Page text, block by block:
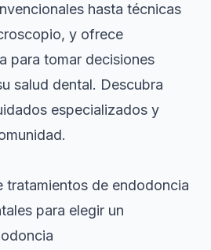
hasta técnicas
y ofrece
para tomar decisiones
salud dental. Descubra
especializados y
tratamientos de endodoncia
para elegir un